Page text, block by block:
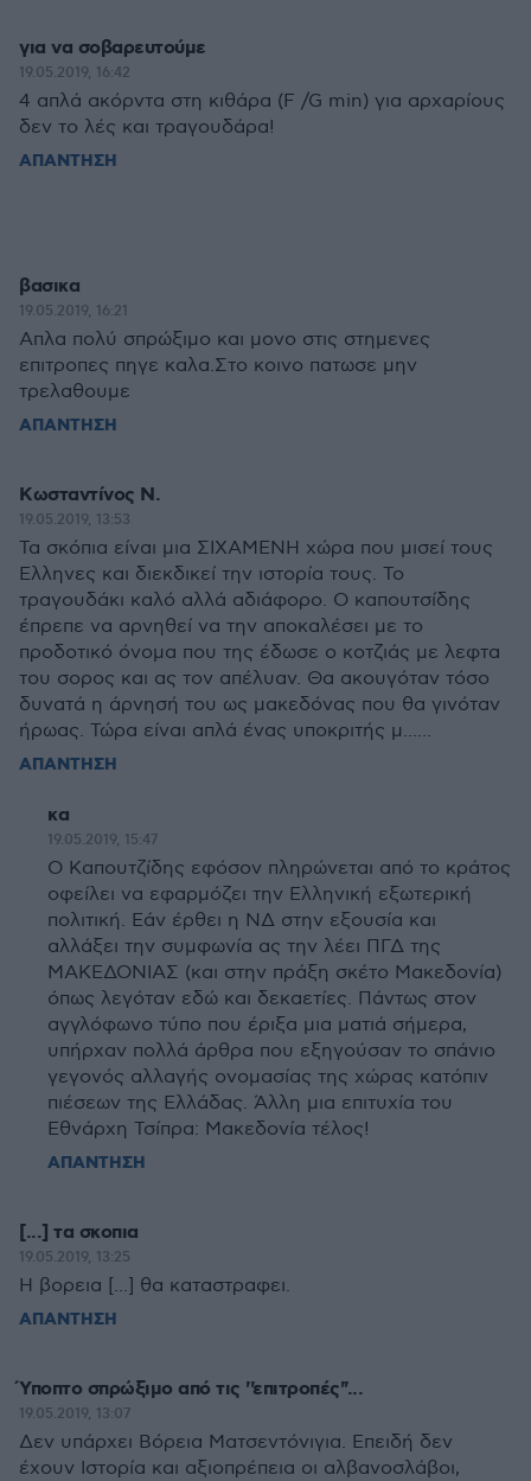
για να σοβαρευτούμε
19.05.2019, 16:42
4 απλά ακόρντα στη κιθάρα (F /G min) για αρχαρίους
δεν το λές και τραγουδάρα!
ΑΠΑΝΤΗΣΗ
βασικα
19.05.2019, 16:21
Απλα πολύ σπρώξιμο και μονο στις στημενες
επιτροπες πηγε καλα.Στο κοινο πατωσε μην
τρελαθουμε
ΑΠΑΝΤΗΣΗ
Κωσταντίνος Ν.
19.05.2019, 13:53
Τα σκόπια είναι μια ΣΙΧΑΜΕΝΗ χώρα που μισεί τους
Ελληνες και διεκδικεί την ιστορία τους. Το
τραγουδάκι καλό αλλά αδιάφορο. Ο καπουτσίδης
έπρεπε να αρνηθεί να την αποκαλέσει με το
προδοτικό όνομα που της έδωσε ο κοτζιάς με λεφτα
του σορος και ας τον απέλυαν. Θα ακουγόταν τόσο
δυνατά η άρνησή του ως μακεδόνας που θα γινόταν
ήρωας. Τώρα είναι απλά ένας υποκριτής μ......
ΑΠΑΝΤΗΣΗ
κα
19.05.2019, 15:47
Ο Καπουτζίδης εφόσον πληρώνεται από το κράτος
οφείλει να εφαρμόζει την Ελληνική εξωτερική
πολιτική. Εάν έρθει η ΝΔ στην εξουσία και
αλλάξει την συμφωνία ας την λέει ΠΓΔ της
ΜΑΚΕΔΟΝΙΑΣ (και στην πράξη σκέτο Μακεδονία)
όπως λεγόταν εδώ και δεκαετίες. Πάντως στον
αγγλόφωνο τύπο που έριξα μια ματιά σήμερα,
υπήρχαν πολλά άρθρα που εξηγούσαν το σπάνιο
γεγονός αλλαγής ονομασίας της χώρας κατόπιν
πιέσεων της Ελλάδας. Άλλη μια επιτυχία του
Εθνάρχη Τσίπρα: Μακεδονία τέλος!
ΑΠΑΝΤΗΣΗ
[...] τα σκοπια
19.05.2019, 13:25
Η βορεια [...] θα καταστραφει.
ΑΠΑΝΤΗΣΗ
Ύποπτο σπρώξιμο από τις ''επιτροπές''...
19.05.2019, 13:07
Δεν υπάρχει Βόρεια Ματσεντόνιγια. Επειδή δεν
έχουν Ιστορία και αξιοπρέπεια οι αλβανοσλάβοι,